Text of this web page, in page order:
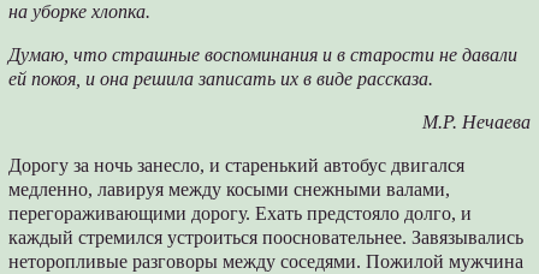
на уборке хлопка.
Думаю, что страшные воспоминания и в старости не давали
ей покоя, и она решила записать их в виде рассказа.
М.Р. Нечаева
Дорогу за ночь занесло, и старенький автобус двигался
медленно, лавируя между косыми снежными валами,
перегораживающими дорогу. Ехать предстояло долго, и
каждый стремился устроиться поосновательнее. Завязывались
неторопливые разговоры между соседями. Пожилой мужчина